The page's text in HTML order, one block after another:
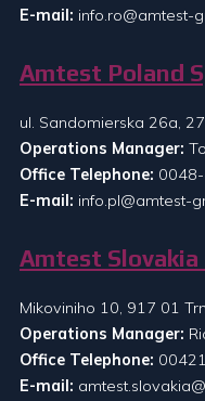
E-mail: info.ro@amtest-
Amtest Poland
ul. Sandomierska 26a,
Operations Manager:
Office Telephone:
E-mail: info.pl@amtest-
Amtest Slovakia
Mikoviniho 10, 917 01
Operations Manager:
Office Telephone:
E-mail: